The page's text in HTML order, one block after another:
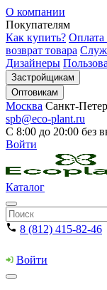
О компании
Покупателям
Как купить? Оплата
возврат товара
Дизайнеры
Застройщикам
Оптовикам
Москва Санкт-
spb@eco-plant.ru
С 8:00 до 20:00 без
Войти
Каталог
8 (812) 415-82-46
Войти